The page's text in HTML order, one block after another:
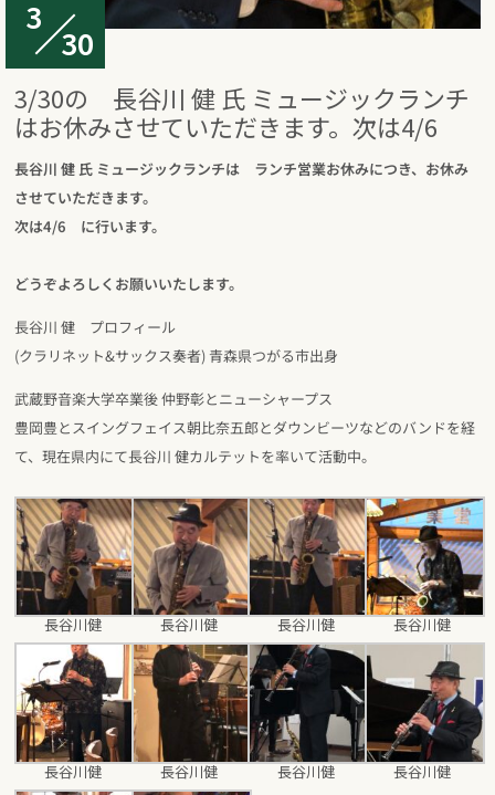
3
30
3/30の 長谷川 健 氏 ミュージックランチ
はお休みさせていただきます。次は4/6
長谷川 健 氏 ミュージックランチは ランチ営業お休みにつき、お休み
させていただきます。
次は4/6 に行います。
どうぞよろしくお願いいたします。
長谷川 健 プロフィール
(クラリネット&サックス奏者) 青森県つがる市出身
武蔵野音楽大学卒業後 仲野彰とニューシャープス
豊岡豊とスイングフェイス朝比奈五郎とダウンビーツなどのバンドを経
て、現在県内にて長谷川 健カルテットを率いて活動中。
長谷川健 長谷川健 長谷川健 長谷川健
長谷川健 長谷川健 長谷川健 長谷川健